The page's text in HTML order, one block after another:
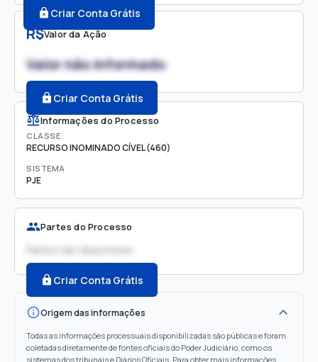
R$Valor da Ação
Valor não informado
Criar Conta Grátis
Informações do Processo
CLASSE
RECURSO INOMINADO CÍVEL (460)
SISTEMA
PJE
Partes do Processo
Partes não disponíveis
Criar Conta Grátis
Origem das informações
Todas as informações processuais disponibilizadas são públicas e foram
coletadas diretamente de fontes oficiais do Poder Judiciário, como os
sistemas dos tribunais e Diários Oficiais. Para obter mais informações
Criar Conta Grátis